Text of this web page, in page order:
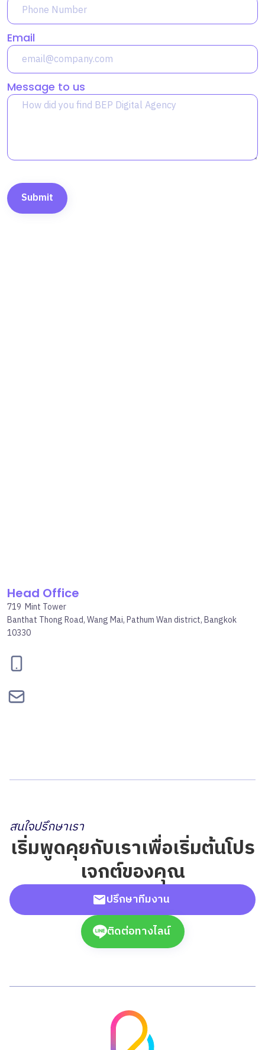
Email
Message to us
Head Office
719 Mint Tower
Banthat Thong Road, Wang Mai, Pathum Wan district, Bangkok
10330
สนใจปรึกษาเรา
เริ่มพูดคุยกับเราเพื่อเริ่มต้นโปร
เจกต์ของคุณ
ปรึกษาทีมงาน
ติดต่อทางไลน์